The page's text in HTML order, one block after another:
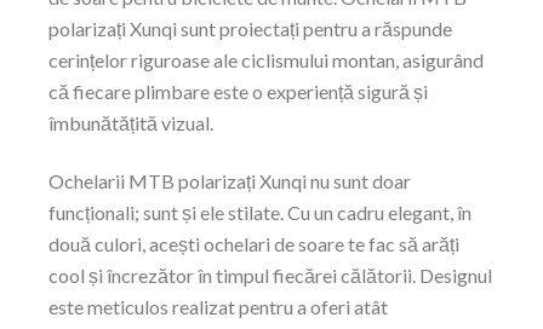
polarizați Xunqi sunt proiectați pentru a răspunde
cerințelor riguroase ale ciclismului montan, asigurând
că fiecare plimbare este o experiență sigură și
îmbunătățită vizual.
Ochelarii MTB polarizați Xunqi nu sunt doar
funcționali; sunt și ele stilate. Cu un cadru elegant, în
două culori, acești ochelari de soare te fac să arăți
cool și încrezător în timpul fiecărei călătorii. Designul
este meticulos realizat pentru a oferi atât